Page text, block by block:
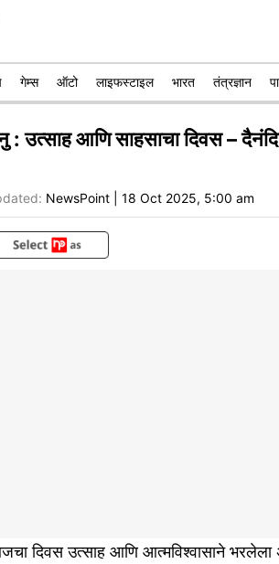
गेम्स ऑटो लाइफस्टाइल भारत तंत्रज्ञान
: उत्साह आणि साहसाचा दिवस –
NewsPoint 18 Oct 2025, 5:00 am
दिवस उत्साह आणि आत्मविश्वासाने